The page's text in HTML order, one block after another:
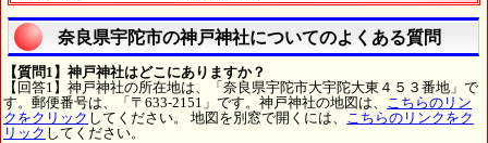
奈良県宇陀市の神戸神社についてのよくある質問
【質問1】神戸神社はどこにありますか？
【回答1】神戸神社の所在地は、「奈良県宇陀市大宇陀大東４５３番地」で
す。郵便番号は、「〒633-2151」です。神戸神社の地図は、 こちらのリン
クをクリック してください。 地図を別窓で開くには、 こちらのリンクをク
リック してください。